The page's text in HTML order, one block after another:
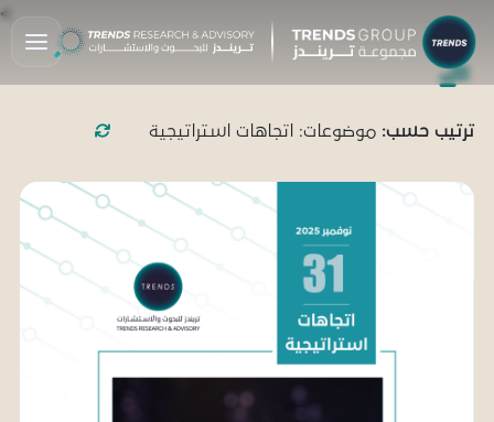
>
ترتيب حسب: موضوعات: اتجاهات استراتيجية